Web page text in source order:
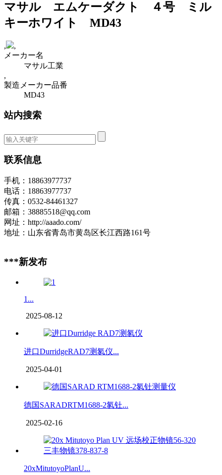
マサル エムケーダクト ４号 ミル
キーホワイト MD43
,
,
メーカー名
マサル工業
,
製造メーカー品番
MD43
站内搜索
联系信息
手机：18863977737
电话：18863977737
传真：0532-84461327
邮箱：38885518@qq.com
网址：http://aaado.com/
地址：山东省青岛市黄岛区长江西路161号
***新发布
1...
2025-08-12
进口DurridgeRAD7测氡仪...
2025-04-01
德国SARADRTM1688-2氡钍...
2025-02-16
20xMitutoyoPlanU...